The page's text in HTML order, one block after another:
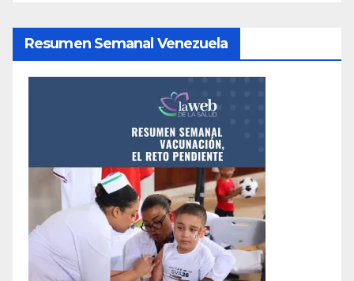
Resumen Semanal Venezuela